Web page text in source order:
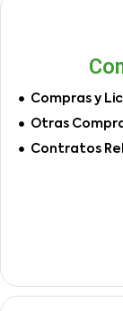
Compras y
Otras
Contratos